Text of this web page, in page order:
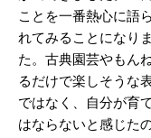
ことを一番熱心に語
れてみることになり
た。古典園芸やもん
るだけで楽しそうな
ではなく、自分が育
はならないと感じた